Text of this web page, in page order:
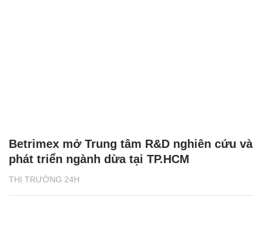
THỊ TRƯỜNG 24H
Betrimex mở Trung tâm R&D nghiên cứu và
phát triển ngành dừa tại TP.HCM